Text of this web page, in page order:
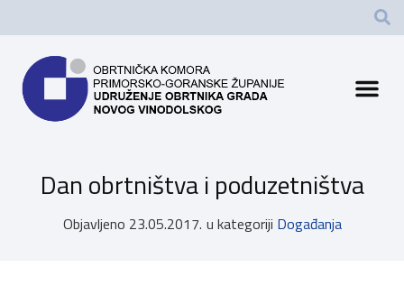
Dan obrtništva i poduzetništva
Objavljeno 23.05.2017. u kategoriji Događanja